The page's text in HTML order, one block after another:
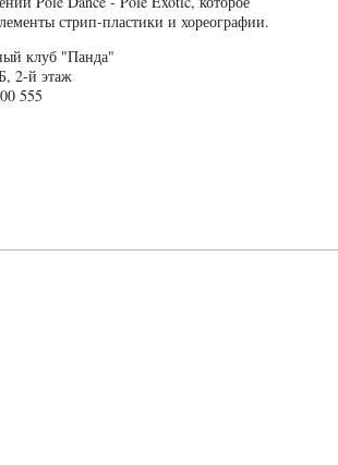
стрип-пластики и хореографии.
клуб "Панда"
2-й этаж
555